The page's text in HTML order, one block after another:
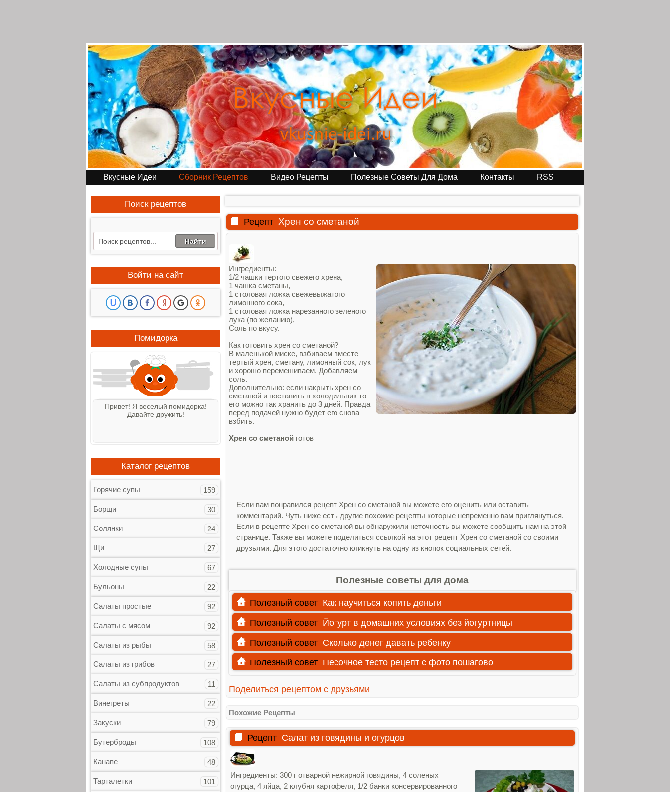
Вкусные Идеи Сборник Рецептов Видео Рецепты Полезные Советы Для Дома Контакты RSS
Рецепт Хрен со сметаной
Ингредиенты:
1/2 чашки тертого свежего хрена,
1 чашка сметаны,
1 столовая ложка свежевыжатого
лимонного сока,
1 столовая ложка нарезанного зеленого
лука (по желанию),
Соль по вкусу.
Как готовить хрен со сметаной?
В маленькой миске, взбиваем вместе
тертый хрен, сметану, лимонный сок, лук
и хорошо перемешиваем. Добавляем
соль.
Дополнительно: если накрыть хрен со
сметаной и поставить в холодильник то
его можно так хранить до 3 дней. Правда
перед подачей нужно будет его снова
взбить.
Хрен со сметаной готов
Если вам понравился рецепт Хрен со сметаной вы можете его оценить или оставить
комментарий. Чуть ниже есть другие похожие рецепты которые непременно вам приглянуться.
Если в рецепте Хрен со сметаной вы обнаружили неточность вы можете сообщить нам на этой
странице. Также вы можете поделиться ссылкой на этот рецепт Хрен со сметаной со своими
друзьями. Для этого достаточно кликнуть на одну из кнопок социальных сетей.
Полезные советы для дома
Полезный совет Как научиться копить деньги
Полезный совет Йогурт в домашних условиях без йогуртницы
Полезный совет Сколько денег давать ребенку
Полезный совет Песочное тесто рецепт с фото пошагово
Поделиться рецептом с друзьями
Похожие Рецепты
Рецепт Салат из говядины и огурцов
Ингредиенты: 300 г отварной нежирной говядины, 4 соленых
огурца, 4 яйца, 2 клубня картофеля, 1/2 банки консервированного
Поиск рецептов
Войти на сайт
Помидорка
Привет! Я веселый помидорка!
Давайте дружить!
Каталог рецептов
Горячие супы 159
Борщи 30
Солянки 24
Щи 27
Холодные супы 67
Бульоны 22
Салаты простые 92
Салаты с мясом 92
Салаты из рыбы 58
Салаты из грибов 27
Салаты из субпродуктов 11
Винегреты 22
Закуски 79
Бутерброды 108
Канапе 48
Тарталетки 101